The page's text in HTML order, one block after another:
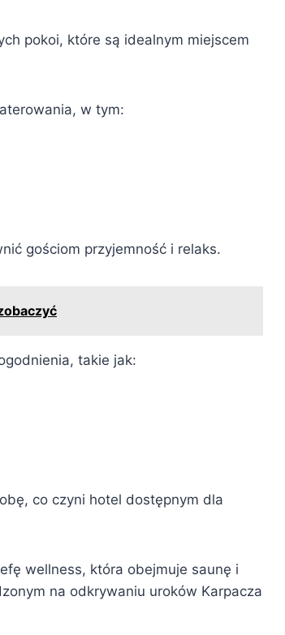
pokoi, które są idealnym miejscem
w tym:
gościom przyjemność i relaks.
takie jak:
co czyni hotel dostępnym dla
wellness, która obejmuje saunę i
na odkrywaniu uroków Karpacza